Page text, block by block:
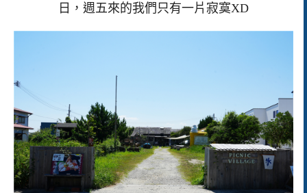
日，週五來的我們只有一片寂寞XD